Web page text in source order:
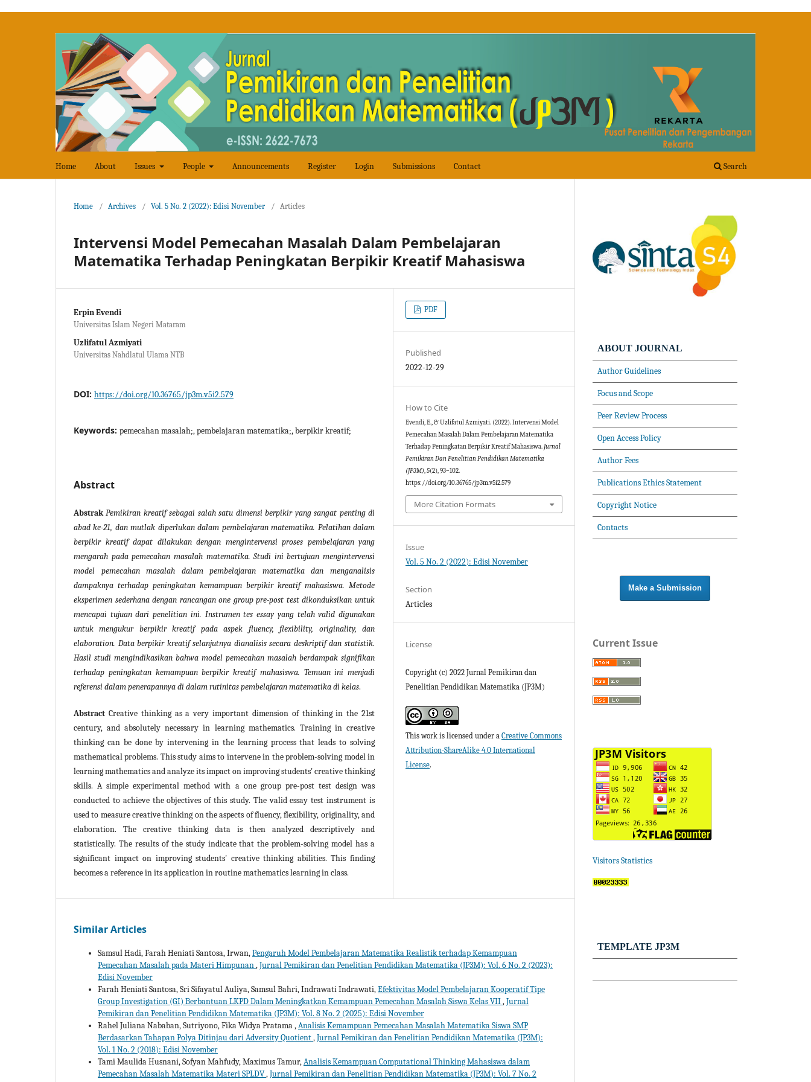
Home About Issues People Announcements Register Login Submissions Contact Search
Home / Archives / Vol. 5 No. 2 (2022): Edisi November / Articles
Intervensi Model Pemecahan Masalah Dalam Pembelajaran
Matematika Terhadap Peningkatan Berpikir Kreatif Mahasiswa
Erpin Evendi
Universitas Islam Negeri Mataram
Uzlifatul Azmiyati
Universitas Nahdlatul Ulama NTB
DOI: https://doi.org/10.36765/jp3m.v5i2.579
Keywords: pemecahan masalah;, pembelajaran matematika;, berpikir kreatif;
Abstract
AbstrakPemikiran kreatif sebagai salah satu dimensi berpikir yang sangat penting di
abad ke-21, dan mutlak diperlukan dalam pembelajaran matematika. Pelatihan dalam
berpikir kreatif dapat dilakukan dengan mengintervensi proses pembelajaran yang
mengarah pada pemecahan masalah matematika. Studi ini bertujuan mengintervensi
model pemecahan masalah dalam pembelajaran matematika dan menganalisis
dampaknya terhadap peningkatan kemampuan berpikir kreatif mahasiswa. Metode
eksperimen sederhana dengan rancangan one group pre-post test dikonduksikan untuk
mencapai tujuan dari penelitian ini. Instrumen tes essay yang telah valid digunakan
untuk mengukur berpikir kreatif pada aspek fluency, flexibility, originality, dan
elaboration. Data berpikir kreatif selanjutnya dianalisis secara deskriptif dan statistik.
Hasil studi mengindikasikan bahwa model pemecahan masalah berdampak signifikan
terhadap peningkatan kemampuan berpikir kreatif mahasiswa. Temuan ini menjadi
referensi dalam penerapannya di dalam rutinitas pembelajaran matematika di kelas.
Abstract Creative thinking as a very important dimension of thinking in the 21st
century, and absolutely necessary in learning mathematics. Training in creative
thinking can be done by intervening in the learning process that leads to solving
mathematical problems. This study aims to intervene in the problem-solving model in
learning mathematics and analyze its impact on improving students' creative thinking
skills. A simple experimental method with a one group pre-post test design was
conducted to achieve the objectives of this study. The valid essay test instrument is
used to measure creative thinking on the aspects of fluency, flexibility, originality, and
elaboration. The creative thinking data is then analyzed descriptively and
statistically. The results of the study indicate that the problem-solving model has a
significant impact on improving students' creative thinking abilities. This finding
becomes a reference in its application in routine mathematics learning in class.
PDF
Published
2022-12-29
How to Cite
Evendi, E., & Uzlifatul Azmiyati. (2022). Intervensi Model
Pemecahan Masalah Dalam Pembelajaran Matematika
Terhadap Peningkatan Berpikir Kreatif Mahasiswa. Jurnal
Pemikiran Dan Penelitian Pendidikan Matematika
(JP3M),5(2), 93–102.
https://doi.org/10.36765/jp3m.v5i2.579
More Citation Formats
Issue
Vol. 5 No. 2 (2022): Edisi November
Section
Articles
License
Copyright (c) 2022 Jurnal Pemikiran dan
Penelitian Pendidikan Matematika (JP3M)
This work is licensed under aCreative Commons
Attribution-ShareAlike 4.0 International
License.
Similar Articles
Samsul Hadi, Farah Heniati Santosa, Irwan,Pengaruh Model Pembelajaran Matematika Realistik terhadap Kemampuan
Pemecahan Masalah pada Materi Himpunan,Jurnal Pemikiran dan Penelitian Pendidikan Matematika (JP3M): Vol. 6 No. 2 (2023):
Edisi November
Farah Heniati Santosa, Sri Sifayatul Auliya, Samsul Bahri, Indrawati Indrawati,Efektivitas Model Pembelajaran Kooperatif Tipe
Group Investigation (GI) Berbantuan LKPD Dalam Meningkatkan Kemampuan Pemecahan Masalah Siswa Kelas VII,Jurnal
Pemikiran dan Penelitian Pendidikan Matematika (JP3M): Vol. 8 No. 2 (2025): Edisi November
Rahel Juliana Nababan, Sutriyono, Fika Widya Pratama ,Analisis Kemampuan Pemecahan Masalah Matematika Siswa SMP
Berdasarkan Tahapan Polya Ditinjau dari Adversity Quotient,Jurnal Pemikiran dan Penelitian Pendidikan Matematika (JP3M):
Vol. 1 No. 2 (2018): Edisi November
Tami Maulida Husnani, Sofyan Mahfudy, Maximus Tamur,Analisis Kemampuan Computational Thinking Mahasiswa dalam
Pemecahan Masalah Matematika Materi SPLDV,Jurnal Pemikiran dan Penelitian Pendidikan Matematika (JP3M): Vol. 7 No. 2
ABOUT JOURNAL
Author Guidelines
Focus and Scope
Peer Review Process
Open Access Policy
Author Fees
Publications Ethics Statement
Copyright Notice
Contacts
Make a Submission
Current Issue
Visitors Statistics
TEMPLATE JP3M